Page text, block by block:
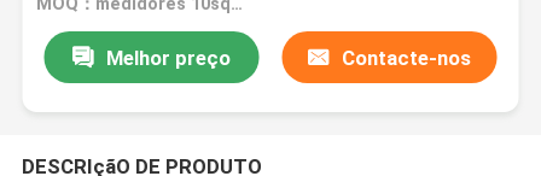
MOQ：medidores 10square
Melhor preço Contacte-nos
DESCRIçãO DE PRODUTO